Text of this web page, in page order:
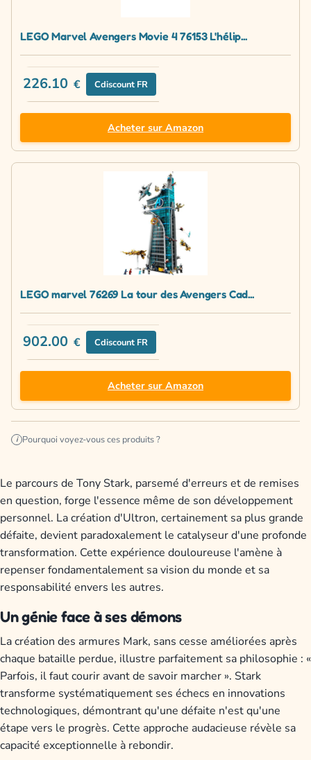
LEGO Marvel Avengers Movie 4 76153 L'hélip...
226.10 € Cdiscount FR
Acheter sur Amazon
LEGO marvel 76269 La tour des Avengers Cad...
902.00 € Cdiscount FR
Acheter sur Amazon
i Pourquoi voyez-vous ces produits ?
Le parcours de Tony Stark, parsemé d'erreurs et de remises
en question, forge l'essence même de son développement
personnel. La création d'Ultron, certainement sa plus grande
défaite, devient paradoxalement le catalyseur d'une profonde
transformation. Cette expérience douloureuse l'amène à
repenser fondamentalement sa vision du monde et sa
responsabilité envers les autres.
Un génie face à ses démons
La création des armures Mark, sans cesse améliorées après
chaque bataille perdue, illustre parfaitement sa philosophie : «
Parfois, il faut courir avant de savoir marcher ». Stark
transforme systématiquement ses échecs en innovations
technologiques, démontrant qu'une défaite n'est qu'une
étape vers le progrès. Cette approche audacieuse révèle sa
capacité exceptionnelle à rebondir.